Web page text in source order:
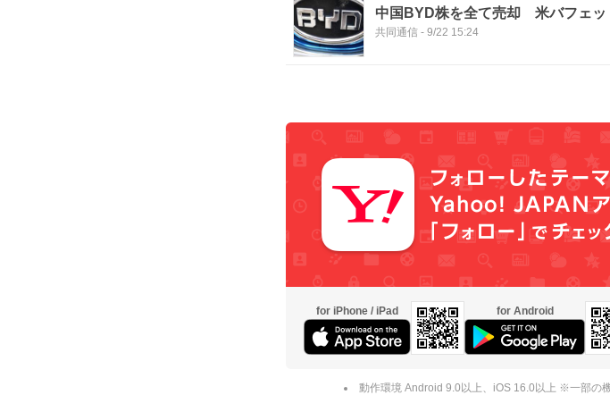
中国BYD株を全て売却 米バフェッ
共同通信 - 9/22 15:24
for iPhone / iPad for Android
動作環境 Android 9.0以上、iOS 16.0以上 ※一部の